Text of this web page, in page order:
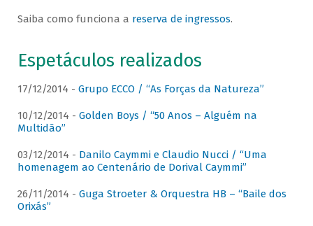
Saiba como funciona a reserva de ingressos.
Espetáculos realizados
17/12/2014 - Grupo ECCO / “As Forças da Natureza”
10/12/2014 - Golden Boys / “50 Anos – Alguém na
Multidão”
03/12/2014 - Danilo Caymmi e Claudio Nucci / “Uma
homenagem ao Centenário de Dorival Caymmi”
26/11/2014 - Guga Stroeter & Orquestra HB – “Baile dos
Orixás”